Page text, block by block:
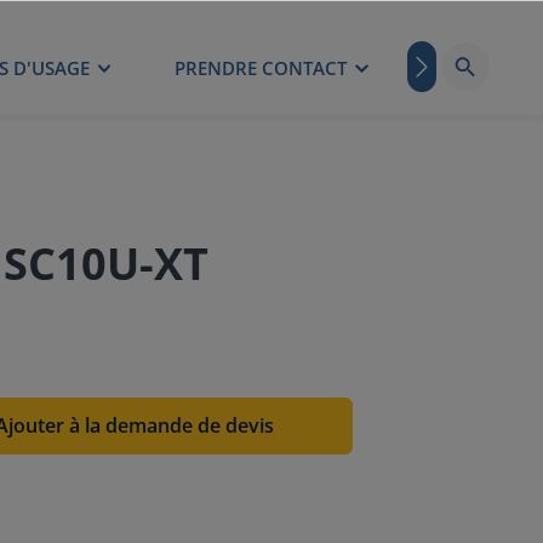
D'USAGE PRENDRE CONTACT BLOG
XT
à la demande de devis